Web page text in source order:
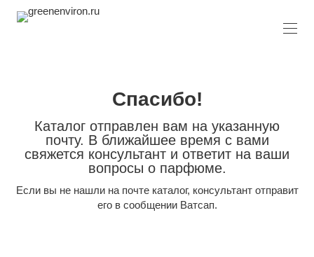
Спасибо!
Каталог отправлен вам на указанную
почту. В ближайшее время с вами
свяжется консультант и ответит на ваши
вопросы о парфюме.
Если вы не нашли на почте каталог, консультант отправит
его в сообщении Ватсап.